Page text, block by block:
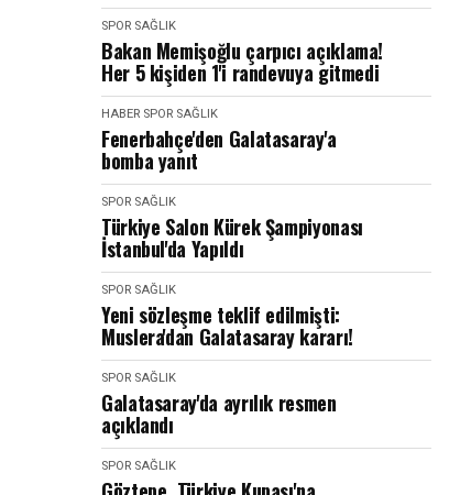
SPOR SAĞLIK
Bakan Memişoğlu çarpıcı açıklama!
Her 5 kişiden 1'i randevuya gitmedi
HABER SPOR SAĞLIK
Fenerbahçe'den Galatasaray'a
bomba yanıt
SPOR SAĞLIK
Türkiye Salon Kürek Şampiyonası
İstanbul'da Yapıldı
SPOR SAĞLIK
Yeni sözleşme teklif edilmişti:
Muslera'dan Galatasaray kararı!
SPOR SAĞLIK
Galatasaray'da ayrılık resmen
açıklandı
SPOR SAĞLIK